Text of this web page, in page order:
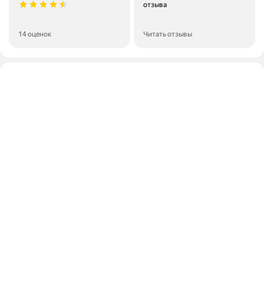
14 оценок
отзыва
Читать отзывы